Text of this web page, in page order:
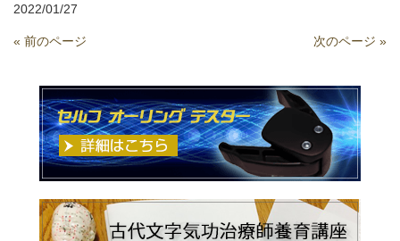
2022/01/27
« 前のページ 次のページ »